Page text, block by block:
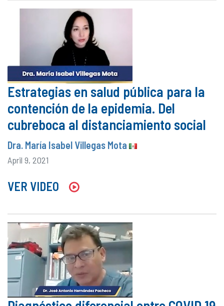
Estrategias en salud pública para la
contención de la epidemia. Del
cubreboca al distanciamiento social
Dra. María Isabel Villegas Mota
April 9, 2021
VER VIDEO